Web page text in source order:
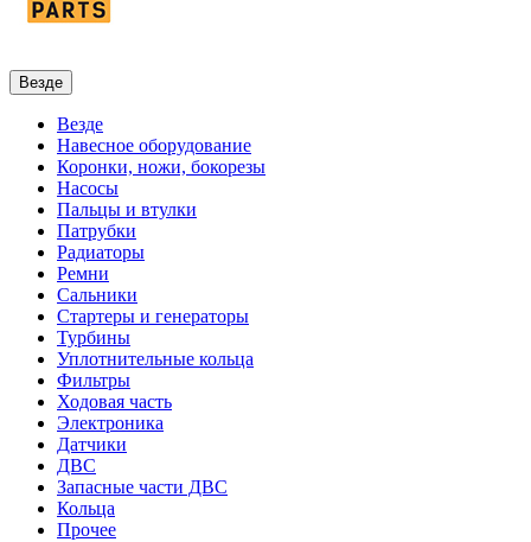
Везде
Везде
Навесное оборудование
Коронки, ножи, бокорезы
Насосы
Пальцы и втулки
Патрубки
Радиаторы
Ремни
Сальники
Стартеры и генераторы
Турбины
Уплотнительные кольца
Фильтры
Ходовая часть
Электроника
Датчики
ДВС
Запасные части ДВС
Кольца
Прочее